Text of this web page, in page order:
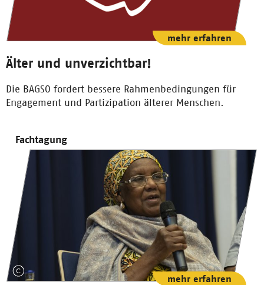
Älter und unverzichtbar!
Die BAGSO fordert bessere Rahmenbedingungen für
Engagement und Partizipation älterer Menschen.
mehr erfahren
Fachtagung
mehr erfahren